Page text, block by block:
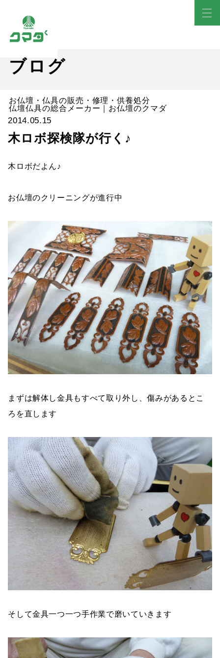
ブログ
お仏壇・仏具の販売・修理・供養処分
仏壇仏具の総合メーカー｜お仏壇のクマダ
2014.05.15
木ロボ探検隊が行く♪
木ロボだよん♪
お仏壇のクリーニングが進行中
まずは解体し金具もすべて取り外し、傷みがあるとこ
ろを直します
そして金具一つ一つ手作業で磨いていきます